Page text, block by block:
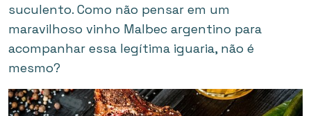
suculento. Como não pensar em um
maravilhoso vinho Malbec argentino para
acompanhar essa legítima iguaria, não é
mesmo?